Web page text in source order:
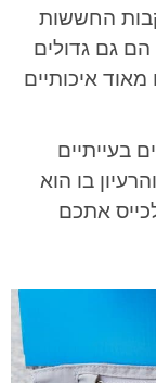
החששות
הם גם גדולים
איכותיים
בעייתיים
בו הוא
אתכם